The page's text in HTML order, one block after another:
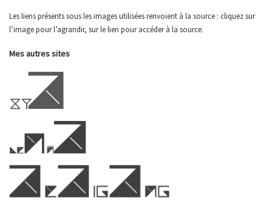
Les liens présents sous les images utilisées renvoient à la source : cliquez sur
l’image pour l’agrandir, sur le lien pour accéder à la source.
Mes autres sites